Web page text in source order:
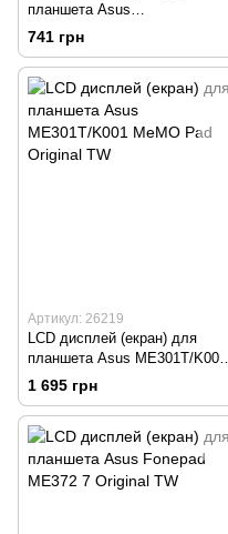
планшета Asus
ME170CG/ME170c/FE170/K01
2/MeMO Pad/FonePad 7
Original TW
741 грн
Артикул: 26219
LCD дисплей (екран) для
планшета Asus ME301T/K001
MeMO Pad Original TW
1 695 грн